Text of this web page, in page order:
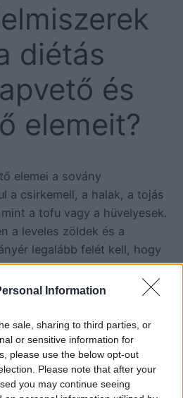
Information
sale, sharing to third parties, or
or sensitive information for
please use the below opt-out
Please note that after your
you may continue seeing
diétás
és
elemeit?
elemei a sovány
a csirkemell, a halak, a tojás
a tofu vagy a hüvelyesek.
a leveles zöldek és a
legalább felét kell, hogy
és magas rosttartalmuk
például a barna
cukrot tartalmazó
készült pékáruk és a
A folyékony kalóriák,